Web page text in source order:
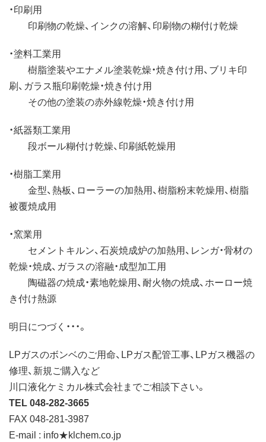
・印刷用
印刷物の乾燥、インクの溶解、印刷物の糊付け乾燥
・塗料工業用
樹脂塗装やエナメル塗装乾燥・焼き付け用、ブリキ印
刷、ガラス瓶印刷乾燥・焼き付け用
その他の塗装の赤外線乾燥・焼き付け用
・紙器類工業用
段ボール糊付け乾燥、印刷紙乾燥用
・樹脂工業用
金型、熱板、ローラーの加熱用、樹脂粉末乾燥用、樹脂
被覆焼成用
・窯業用
セメントキルン、石炭焼成炉の加熱用、レンガ・骨材の
乾燥・焼成、ガラスの溶融・成型加工用
陶磁器の焼成・素地乾燥用、耐火物の焼成、ホーロー焼
き付け熱源
明日につづく・・・。
LPガスのボンベのご用命、LPガス配管工事、LPガス機器の
修理、新規ご購入など
川口液化ケミカル株式会社までご相談下さい。
TEL 048-282-3665
FAX 048-281-3987
E-mail : info★klchem.co.jp